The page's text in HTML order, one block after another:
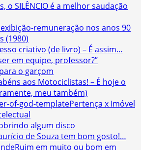
o SILÊNCIO é a melhor saudação
remuneração nos anos 90
(1980)
criativo (de livro) – É assim…
em equipe, professor?”
o garçom
aos Motociclistas! – É hoje o
meu também)
Pertença x Imóvel
algum disco
de Souza tem bom gosto!…
Ruim em muito ou bom em